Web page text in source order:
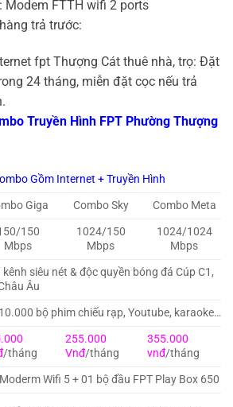
Modem FTTH wifi 2 ports
trả trước:
fpt Thượng Cát thuê nhà, trọ: Đặt
24 tháng, miễn đặt cọc nếu trả
Truyền Hình FPT Phường Thượng
Gồm Internet + Truyền Hình
Giga Combo Sky
Combo Meta
150
Mbps
1024/150
Mbps
1024/1024
Mbps
kênh siêu nét & độc quyền bóng đá Cúp C1,
Âu
bộ phim chiếu rạp, Youtube, karaoke…
/tháng
255.000
Vnđ/tháng
355.000
vnđ/tháng
Wifi 5 + 01 bộ đầu FPT Play Box 650